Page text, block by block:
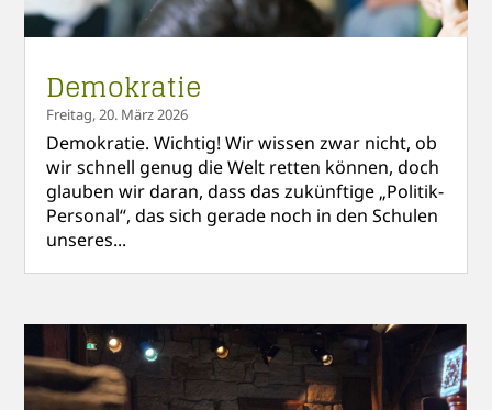
Demokratie
Freitag, 20. März 2026
Demokratie. Wichtig! Wir wissen zwar nicht, ob
wir schnell genug die Welt retten können, doch
glauben wir daran, dass das zukünftige „Politik-
Personal“, das sich gerade noch in den Schulen
unseres...